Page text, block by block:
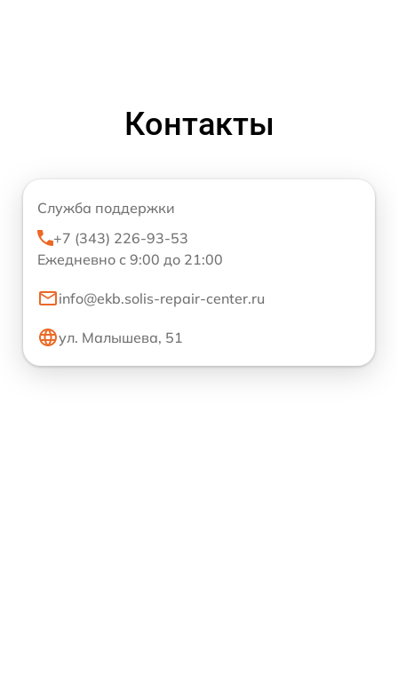
Контакты
Служба поддержки
+7 (343) 226-93-53
Ежедневно с 9:00 до 21:00
info@ekb.solis-repair-center.ru
ул. Малышева, 51